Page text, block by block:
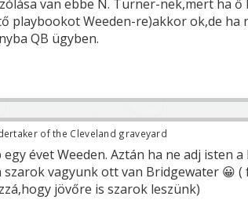
van ebbe N. Turner-nek,mert ha ő
playbookot Weeden-re)akkor ok,de ha
QB ügyben.
of the Cleveland graveyard
évet Weeden. Aztán ha ne adj isten
vagyunk ott van Bridgewater 😀 (
jövőre is szarok leszünk)